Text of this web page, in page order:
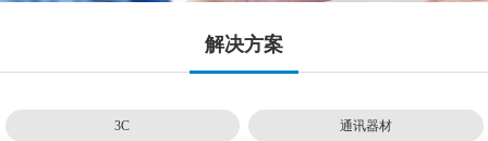
解决方案
3C 通讯器材